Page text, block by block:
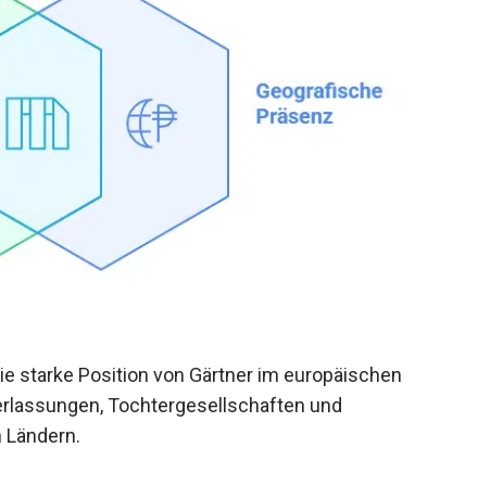
starke Position von Gärtner im europäischen
Tochtergesellschaften und